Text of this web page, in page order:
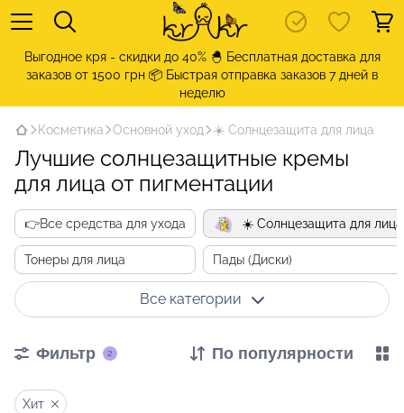
Выгодное кря - скидки до 40% 🐣 Бесплатная доставка для
заказов от 1500 грн 📦 Быстрая отправка заказов 7 дней в
неделю
Косметика Основной уход ☀️ Солнцезащита для лица
Лучшие солнцезащитные кремы
для лица от пигментации
👉Все средства для ухода
Тонеры для лица
☀️ Солнцезащита для лица
Пады (Диски)
Все категории
Фильтр 2 По популярности
Хит